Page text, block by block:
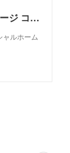
Cokaliku4D コカリクー 4Dのホームページ コカリク
ャルホーム